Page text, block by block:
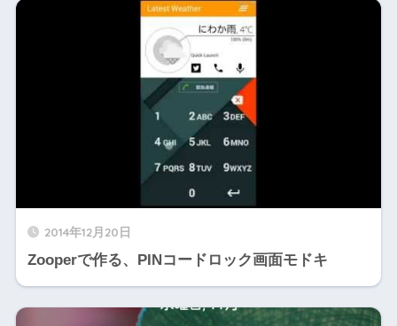
2014年12月20日
Zooperで作る、PINコードロック画面モドキ